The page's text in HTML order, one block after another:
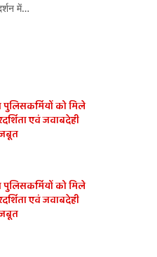
में…
को मिले
एवं जवाबदेही
को मिले
एवं जवाबदेही